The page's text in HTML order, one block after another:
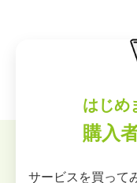
はじめ
購入
サービスを買って